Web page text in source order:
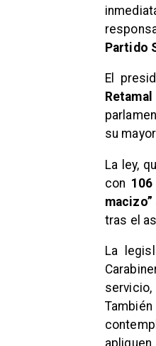
Partido
El
su
La ley,
con
macizo”
tras el
La
También